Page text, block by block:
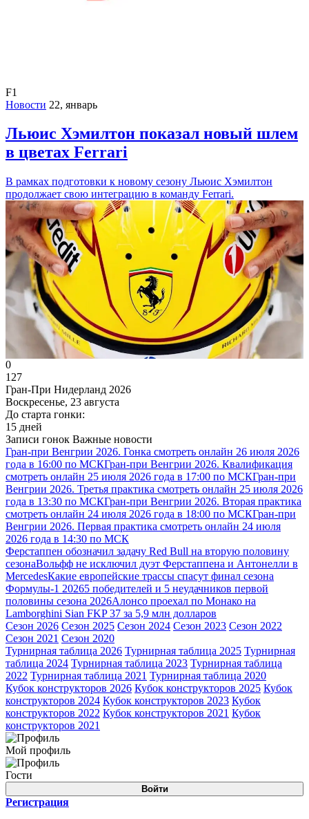
F1
Новости 22, январь
Льюис Хэмилтон показал новый шлем
в цветах Ferrari
В рамках подготовки к новому сезону Льюис Хэмилтон
продолжает свою интеграцию в команду Ferrari.
0
127
Гран-При Нидерланд 2026
Воскресенье, 23 августа
До старта гонки:
15 дней
Записи гонок Важные новости
Гран-при Венгрии 2026. Гонка смотреть онлайн 26 июля 2026
года в 16:00 по МСКГран-при Венгрии 2026. Квалификация
смотреть онлайн 25 июля 2026 года в 17:00 по МСКГран-при
Венгрии 2026. Третья практика смотреть онлайн 25 июля 2026
года в 13:30 по МСКГран-при Венгрии 2026. Вторая практика
смотреть онлайн 24 июля 2026 года в 18:00 по МСКГран-при
Венгрии 2026. Первая практика смотреть онлайн 24 июля
2026 года в 14:30 по МСК
Ферстаппен обозначил задачу Red Bull на вторую половину
сезонаВольфф не исключил дуэт Ферстаппена и Антонелли в
MercedesКакие европейские трассы спасут финал сезона
Формулы-1 20265 победителей и 5 неудачников первой
половины сезона 2026Алонсо проехал по Монако на
Lamborghini Sian FKP 37 за 5,9 млн долларов
Сезон 2026 Сезон 2025 Сезон 2024 Сезон 2023 Сезон 2022
Сезон 2021 Сезон 2020
Турнирная таблица 2026 Турнирная таблица 2025 Турнирная
таблица 2024 Турнирная таблица 2023 Турнирная таблица
2022 Турнирная таблица 2021 Турнирная таблица 2020
Кубок конструкторов 2026 Кубок конструкторов 2025 Кубок
конструкторов 2024 Кубок конструкторов 2023 Кубок
конструкторов 2022 Кубок конструкторов 2021 Кубок
конструкторов 2021
Мой профиль
Гости
Войти
Регистрация